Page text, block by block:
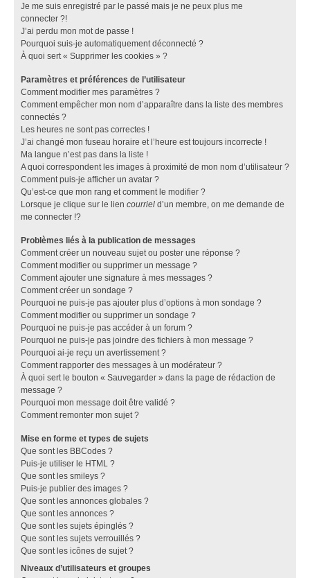
Je me suis enregistré par le passé mais je ne peux plus me
connecter ?!
J’ai perdu mon mot de passe !
Pourquoi suis-je automatiquement déconnecté ?
À quoi sert « Supprimer les cookies » ?
Paramètres et préférences de l’utilisateur
Comment modifier mes paramètres ?
Comment empêcher mon nom d’apparaître dans la liste des membres
connectés ?
Les heures ne sont pas correctes !
J’ai changé mon fuseau horaire et l’heure est toujours incorrecte !
Ma langue n’est pas dans la liste !
A quoi correspondent les images à proximité de mon nom d’utilisateur ?
Comment puis-je afficher un avatar ?
Qu’est-ce que mon rang et comment le modifier ?
Lorsque je clique sur le lien courriel d’un membre, on me demande de
me connecter !?
Problèmes liés à la publication de messages
Comment créer un nouveau sujet ou poster une réponse ?
Comment modifier ou supprimer un message ?
Comment ajouter une signature à mes messages ?
Comment créer un sondage ?
Pourquoi ne puis-je pas ajouter plus d’options à mon sondage ?
Comment modifier ou supprimer un sondage ?
Pourquoi ne puis-je pas accéder à un forum ?
Pourquoi ne puis-je pas joindre des fichiers à mon message ?
Pourquoi ai-je reçu un avertissement ?
Comment rapporter des messages à un modérateur ?
À quoi sert le bouton « Sauvegarder » dans la page de rédaction de
message ?
Pourquoi mon message doit être validé ?
Comment remonter mon sujet ?
Mise en forme et types de sujets
Que sont les BBCodes ?
Puis-je utiliser le HTML ?
Que sont les smileys ?
Puis-je publier des images ?
Que sont les annonces globales ?
Que sont les annonces ?
Que sont les sujets épinglés ?
Que sont les sujets verrouillés ?
Que sont les icônes de sujet ?
Niveaux d’utilisateurs et groupes